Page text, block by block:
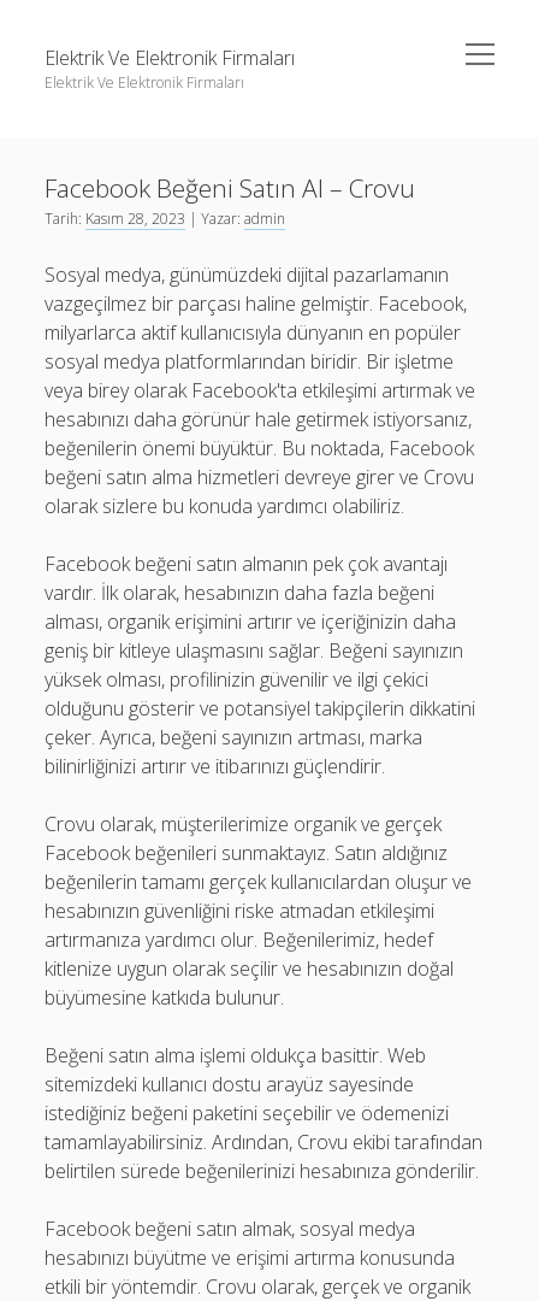
Elektrik Ve Elektronik Firmaları
Elektrik Ve Elektronik Firmaları
menüyü
aç
Instagram Beğeni Hilesi Bedava Şifresiz
Instagram Gizli Hesap Görme Forumu
Liste
Sayfa Listesi
Instagram Beğeni Hilesi Bedava Şifresiz
Instagram Gizli Hesap Görme Forumu
Liste
Sayfa Listesi
Facebook Beğeni Satın Al – Crovu
Tarih: Kasım 28, 2023 | Yazar:admin
Sosyal medya, günümüzdeki dijital pazarlamanın
vazgeçilmez bir parçası haline gelmiştir. Facebook,
milyarlarca aktif kullanıcısıyla dünyanın en popüler
sosyal medya platformlarından biridir. Bir işletme
veya birey olarak Facebook'ta etkileşimi artırmak ve
hesabınızı daha görünür hale getirmek istiyorsanız,
beğenilerin önemi büyüktür. Bu noktada, Facebook
beğeni satın alma hizmetleri devreye girer ve Crovu
olarak sizlere bu konuda yardımcı olabiliriz.
Facebook beğeni satın almanın pek çok avantajı
vardır. İlk olarak, hesabınızın daha fazla beğeni
alması, organik erişimini artırır ve içeriğinizin daha
geniş bir kitleye ulaşmasını sağlar. Beğeni sayınızın
yüksek olması, profilinizin güvenilir ve ilgi çekici
olduğunu gösterir ve potansiyel takipçilerin dikkatini
çeker. Ayrıca, beğeni sayınızın artması, marka
bilinirliğinizi artırır ve itibarınızı güçlendirir.
Crovu olarak, müşterilerimize organik ve gerçek
Facebook beğenileri sunmaktayız. Satın aldığınız
beğenilerin tamamı gerçek kullanıcılardan oluşur ve
hesabınızın güvenliğini riske atmadan etkileşimi
artırmanıza yardımcı olur. Beğenilerimiz, hedef
kitlenize uygun olarak seçilir ve hesabınızın doğal
büyümesine katkıda bulunur.
Beğeni satın alma işlemi oldukça basittir. Web
sitemizdeki kullanıcı dostu arayüz sayesinde
istediğiniz beğeni paketini seçebilir ve ödemenizi
tamamlayabilirsiniz. Ardından, Crovu ekibi tarafından
belirtilen sürede beğenilerinizi hesabınıza gönderilir.
Facebook beğeni satın almak, sosyal medya
hesabınızı büyütme ve erişimi artırma konusunda
etkili bir yöntemdir. Crovu olarak, gerçek ve organik